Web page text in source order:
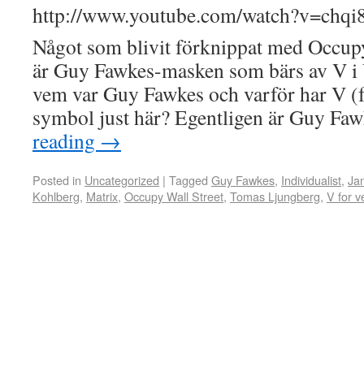
http://www.youtube.com/
Något som blivit förknippat med
är Guy Fawkes-masken som bärs av V
vem var Guy Fawkes och varför har V
symbol just här? Egentligen är Guy
reading →
Posted in Uncategorized | Tagged Guy Fawkes, Individualist,
Kohlberg, Matrix, Occupy Wall Street, Tomas Ljungberg, V for